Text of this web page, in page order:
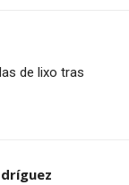
de lixo tras